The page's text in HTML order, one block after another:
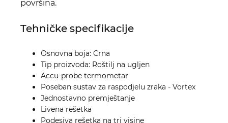
površina.
Tehničke specifikacije
Osnovna boja: Crna
Tip proizvoda: Roštilj na ugljen
Accu-probe termometar
Poseban sustav za raspodjelu zraka - Vortex
Jednostavno premještanje
Livena rešetka
Podesiva rešetka na tri visine